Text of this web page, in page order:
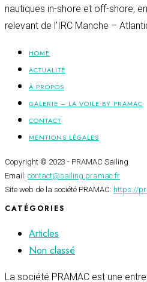
nautiques in-shore et off-shore,
relevant de l’IRC Manche –
HOME
ACTUALITÉ
À PROPOS
GALERIE – LA VOILE BY PRAMAC
CONTACT
MENTIONS LÉGALES
Copyright © 2023 - PRAMAC Sailing
Email: contact@sailing.pramac.fr
Site web de la société PRAMAC: https://
CATÉGORIES
Articles
Non classé
La société PRAMAC est une